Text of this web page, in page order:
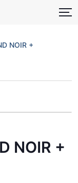
NOIR +
NOIR +